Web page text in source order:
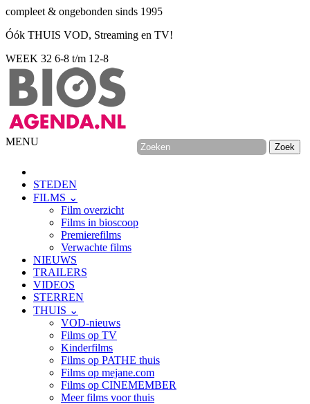
compleet & ongebonden sinds 1995
Óók THUIS VOD, Streaming en TV!
WEEK 32 6-8 t/m 12-8
MENU
STEDEN
FILMS ⌄
Film overzicht
Films in bioscoop
Premierefilms
Verwachte films
NIEUWS
TRAILERS
VIDEOS
STERREN
THUIS ⌄
VOD-nieuws
Films op TV
Kinderfilms
Films op PATHE thuis
Films op mejane.com
Films op CINEMEMBER
Meer films voor thuis